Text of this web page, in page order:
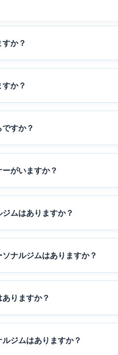
か？
か？
すか？
がいますか？
ムはありますか？
ナルジムはありますか？
りますか？
ジムはありますか？